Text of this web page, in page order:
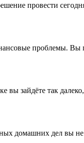
провести
проблемы. Вы
зайдёте так
домашних дел вы не